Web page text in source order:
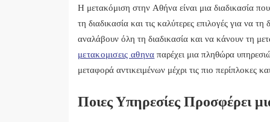
Η μετακόμιση στην Αθήνα είναι μια διαδικασία
τη διαδικασία και τις καλύτερες επιλογές για να
αναλάβουν όλη τη διαδικασία και να κάνουν τη
μετακομισεις αθηναπαρέχει μια πληθώρα
μεταφορά αντικειμένων μέχρι τις πιο περίπλοκες
Ποιες Υπηρεσίες Προσφέρει